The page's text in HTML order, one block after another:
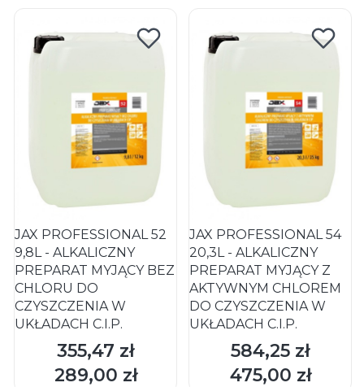
JAX PROFESSIONAL 52
9,8L - ALKALICZNY
PREPARAT MYJĄCY BEZ
CHLORU DO
CZYSZCZENIA W
UKŁADACH C.I.P.
Cena
355,47 zł
Cena
289,00 zł
DO KOSZYKA
JAX PROFESSIONAL 54
20,3L - ALKALICZNY
PREPARAT MYJĄCY Z
AKTYWNYM CHLOREM
DO CZYSZCZENIA W
UKŁADACH C.I.P.
Cena
584,25 zł
Cena
475,00 zł
DO KOSZYKA